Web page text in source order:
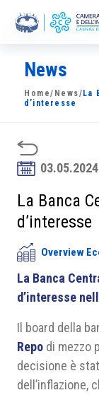
La Camera
News
Sviluppo
Soci
Partner
Progetti
Area
News
Home/ News/ La
d’interesse
03.05.2024
La Banca
d’interesse
Overview
La Banca
d’interesse
Il board della
Repo di mezzo
decisione è
dell’inflazione,